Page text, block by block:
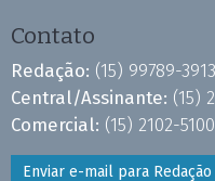
Contato
Redação: (15) 99789-3913
Central/Assinante: (15)
Comercial: (15) 2102-
Enviar e-mail para Redação